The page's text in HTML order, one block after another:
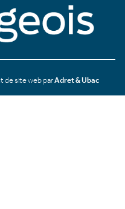
site web parAdret & Ubac